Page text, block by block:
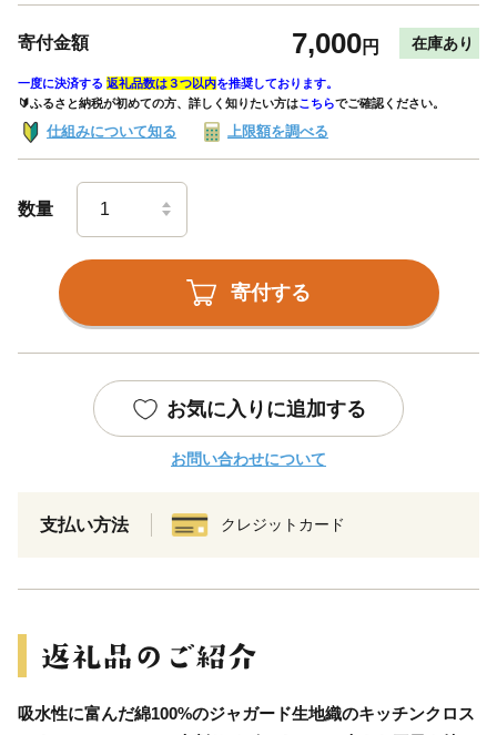
寄付金額 7,000円 在庫あり
一度に決済する 返礼品数は３つ以内を推奨しております。
🔰ふるさと納税が初めての方、詳しく知りたい方はこちらでご確認ください。
仕組みについて知る 上限額を調べる
数量
寄付する
お気に入りに追加する
お問い合わせについて
支払い方法 クレジットカード
吸水性に富んだ綿100%のジャガード生地織のキッチンクロス